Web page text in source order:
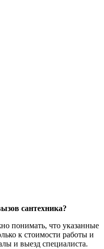
сантехника?
понимать, что указанные
к стоимости работы и
и выезд специалиста.